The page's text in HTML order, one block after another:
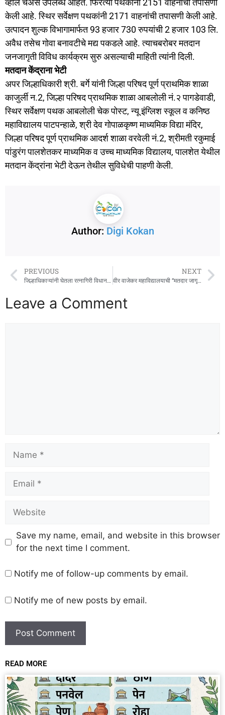
व्हील चेअर्स उपलब्ध आहेत. फिरत्या पथकांनी 2151 वाहनांची तपासणी
केली आहे. स्थिर सर्वेक्षण पथकांनी 2171 वाहनांची तपासणी केली आहे.
उत्पादन शुल्क विभागामार्फत 93 हजार 730 रुपयांची 2 हजार 103 लि.
अवैध तसेच गोवा बनावटीचे मद्य पकडले आहे. त्याचबरोबर मतदान
जनजागृती विविध कार्यक्रम सुरु असल्याची माहिती त्यांनी दिली.
मतदान केंद्राना भेटी
अपर जिल्हाधिकारी श्री. बर्गे यांनी जिल्हा परिषद पूर्ण प्राथमिक शाळा
काजुर्ली न.2, जिल्हा परिषद प्राथमिक शाळा आबलोली नं.२ पागडेवाडी,
स्थिर सर्वेक्षण पथक आबलोली चेक पोस्‍ट, न्यू इंग्लिश स्कूल व कनिष्ठ
महाविद्यालय पाटपन्हाळे, श्री देव गोपाळकृष्ण माध्यमिक विद्या मंदिर,
जिल्हा परिषद पूर्ण प्राथमिक आदर्श शाळा वरवेली नं.2, श्रीमती रकुमाई
पांडुरंग पालशेतकर माध्यमिक व उच्च माध्यमिक विद्यालय, पालशेत येथील
मतदान केंद्रांना भेटी देऊन तेथील सुविधेची पाहणी केली.
Author: Digi Kokan
PREVIOUS
जिल्हाधिकाऱ्यांनी घेतला रत्नागिरी विधानसभा मतदारसंघाचा आढावा
NEXT
वीर वाजेकर महाविद्यालयाची “मतदार जागृती अभियान रॅली
Leave a Comment
Save my name, email, and website in this browser
for the next time I comment.
Notify me of follow-up comments by email.
Notify me of new posts by email.
READ MORE